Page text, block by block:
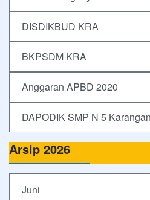
DISDIKBUD KRA
BKPSDM KRA
Anggaran APBD 2020
DAPODIK SMP N 5
Arsip 2026
Juni